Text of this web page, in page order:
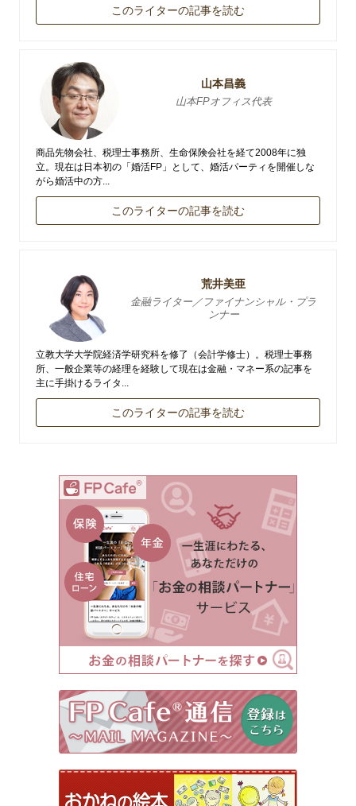
このライターの記事を読む
山本昌義
山本FPオフィス代表
商品先物会社、税理士事務所、生命保険会社を経て2008年に独
立。現在は日本初の「婚活FP」として、婚活パーティを開催しな
がら婚活中の方...
このライターの記事を読む
荒井美亜
金融ライター／ファイナンシャル・プラ
ンナー
立教大学大学院経済学研究科を修了（会計学修士）。税理士事務
所、一般企業等の経理を経験して現在は金融・マネー系の記事を
主に手掛けるライタ...
このライターの記事を読む